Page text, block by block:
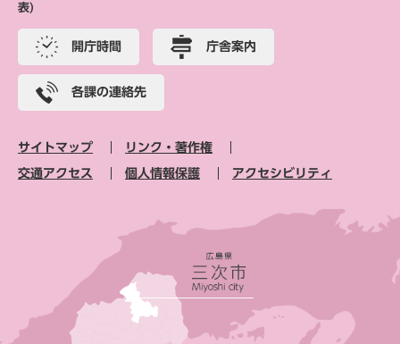
表)
開庁時間 庁舎案内
各課の連絡先
サイトマップ リンク・著作権
交通アクセス 個人情報保護 アクセシビリティ